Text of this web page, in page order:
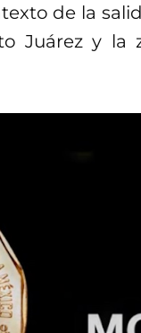
de la
Juárez y la